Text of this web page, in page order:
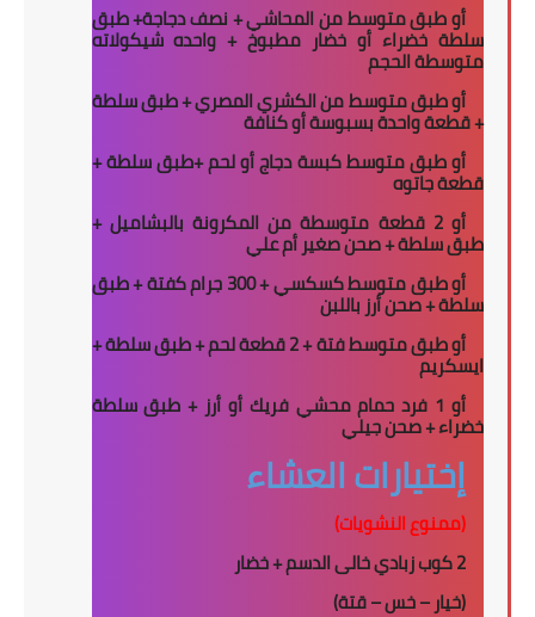
أو طبق متوسط من المحاشي + نصف دجاجة+ طبق
سلطة خضراء أو خضار مطبوخ + واحده شيكولاته
متوسطة الحجم
أو طبق متوسط من الكشري المصري + طبق سلطة
+ قطعة واحدة بسبوسة أو كنافة
أو طبق متوسط كبسة دجاج أو لحم +طبق سلطة +
قطعة جاتوه
أو 2 قطعة متوسطة من المكرونة بالبشاميل +
طبق سلطة + صحن صغير أم علي
أو طبق متوسط كسكسي + 300 جرام كفتة + طبق
سلطة + صحن أرز باللبن
أو طبق متوسط فتة + 2 قطعة لحم + طبق سلطة +
ايسكريم
أو 1 فرد حمام محشي فريك أو أرز + طبق سلطة
خضراء + صحن جيلي
إختيارات العشاء
(ممنوع النشويات)
2كوب زبادي خالى الدسم+خضار
(خيار – خس – قتة)